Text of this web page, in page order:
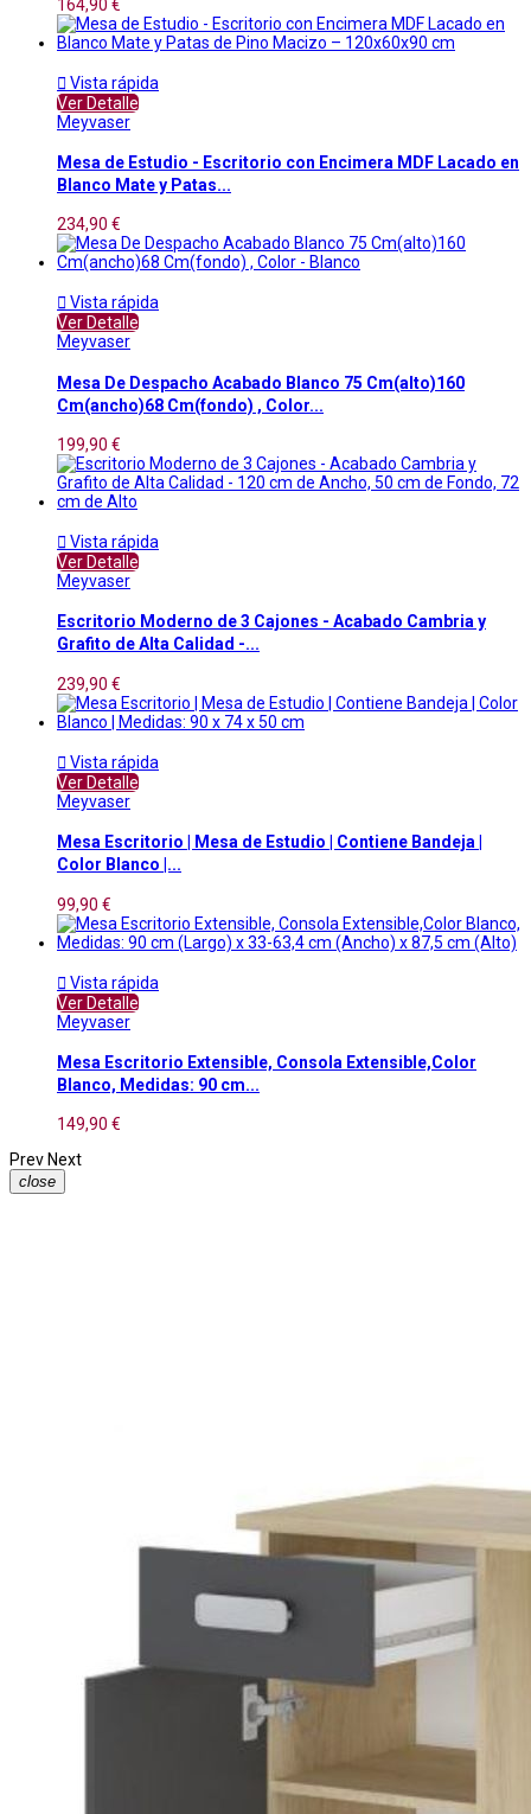
164,90 €
 Vista rápida
Ver Detalle
Meyvaser
Mesa de Estudio - Escritorio con Encimera MDF Lacado en
Blanco Mate y Patas...
234,90 €
 Vista rápida
Ver Detalle
Meyvaser
Mesa De Despacho Acabado Blanco 75 Cm(alto)160
Cm(ancho)68 Cm(fondo) , Color...
199,90 €
 Vista rápida
Ver Detalle
Meyvaser
Escritorio Moderno de 3 Cajones - Acabado Cambria y
Grafito de Alta Calidad -...
239,90 €
 Vista rápida
Ver Detalle
Meyvaser
Mesa Escritorio | Mesa de Estudio | Contiene Bandeja |
Color Blanco |...
99,90 €
 Vista rápida
Ver Detalle
Meyvaser
Mesa Escritorio Extensible, Consola Extensible,Color
Blanco, Medidas: 90 cm...
149,90 €
Prev Next
close